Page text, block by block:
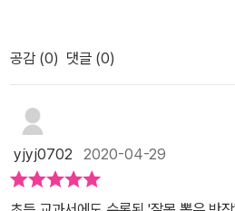
게 최종 목표인 6학년.자기를 ‘금도끼
자기가 다니는 광개토초등학교 개교 10
전교회장 선거가 열리고, 우리의 주인
인 나왕이와 옆반 반장인 소라, 그리고
처럼 학교를 뒤집고, 선거 판세를 뒤집
최고 인기 그룹인 치얼스 섭외. 선거
공감 (0) 댓글 (0)
yjyj0702 2020-04-29